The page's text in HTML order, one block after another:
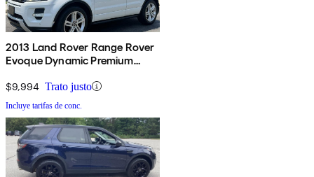
2013 Land Rover Range Rover
Evoque Dynamic Premium
$9,994 Trato justo
Incluye tarifas de conc.